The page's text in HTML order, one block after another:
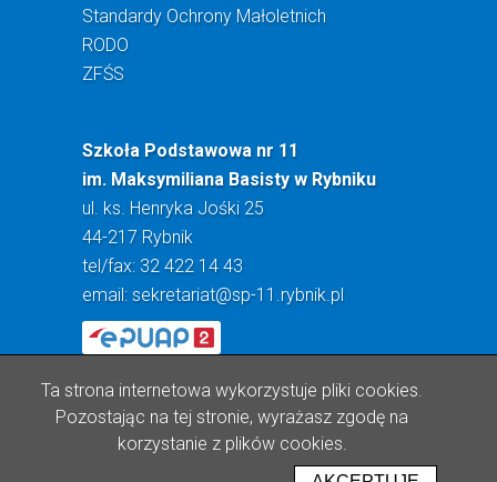
Standardy Ochrony Małoletnich
RODO
ZFŚS
Szkoła Podstawowa nr 11
im. Maksymiliana Basisty w Rybniku
ul. ks. Henryka Jośki 25
44-217 Rybnik
tel/fax: 32 422 14 43
email: sekretariat@sp-11.rybnik.pl
Realizacja: Lioosys
Ta strona internetowa wykorzystuje pliki cookies.
Pozostając na tej stronie, wyrażasz zgodę na
korzystanie z plików cookies.